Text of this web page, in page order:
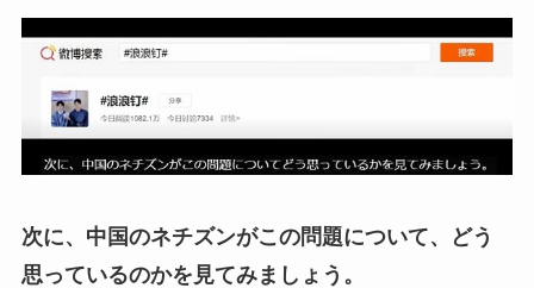
次に、中国のネチズンがこの問題について、どう
思っているのかを見てみましょう。